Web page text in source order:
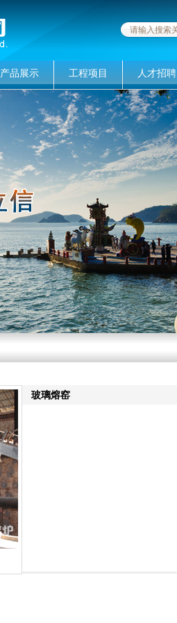
产品展示 工程项目 人才招聘
玻璃熔窑